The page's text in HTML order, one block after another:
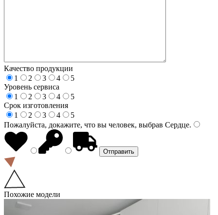
Качество продукции
1
2 3 4
5
Уровень сервиса
1
2 3 4
5
Срок изготовления
1
2 3 4
5
Пожалуйста, докажите, что вы человек, выбрав Сердце.
Похожие модели